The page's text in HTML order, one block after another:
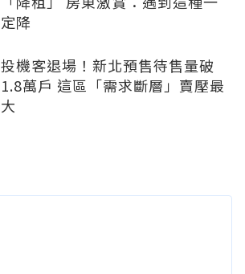
定降
投機客退場！新北預售待售量破
1.8萬戶 這區「需求斷層」賣壓最
大